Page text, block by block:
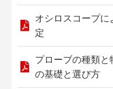
オシロスコープ
定
プローブの種類
の基礎と選び方